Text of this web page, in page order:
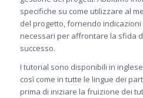
specifiche su come utilizzare al
del progetto, fornendo
necessari per affrontare la sfida
successo.
I tutorial sono disponibili in
così come in tutte le lingue dei
prima di iniziare la fruizione dei